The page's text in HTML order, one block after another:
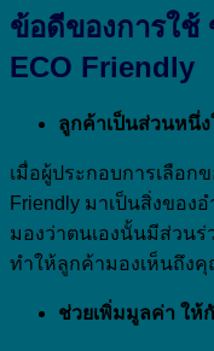
ข้อดีของการใช้
ECO Friendly
ลูกค้าเป็นส่วนหนึ่
เมื่อผู้ประกอบการเลือก
Friendly มาเป็นสิ่งของ
มองว่าตนเองนั้นมีส่วน
ทำให้ลูกค้ามองเห็นถึง
ช่วยเพิ่มมูลค่า ให้